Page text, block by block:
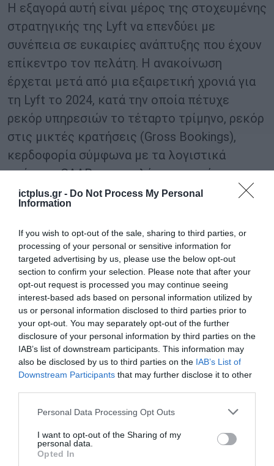
ictplus.gr - Do Not Process My Personal
Information
If you wish to opt-out of the sale, sharing to third parties, or
processing of your personal or sensitive information for
targeted advertising by us, please use the below opt-out
section to confirm your selection. Please note that after your
opt-out request is processed you may continue seeing
interest-based ads based on personal information utilized by
us or personal information disclosed to third parties prior to
your opt-out. You may separately opt-out of the further
disclosure of your personal information by third parties on the
IAB’s list of downstream participants. This information may
also be disclosed by us to third parties on the IAB’s List of
Downstream Participants that may further disclose it to other
Please note that this website/app uses one or more Google
not limited to your visit or usage behaviour. You may click to
grant or deny consent to Google and its third-party tags to
use your data for below specified purposes in below Google
Personal Data Processing Opt Outs
I want to opt-out of the Sharing of my
personal data.
Opted In
Η εξαγορά αυτή είναι μέρος της στοχευμένης
στρατηγικής της Lyft να επενδύει με
συνέπεια σε ευκαιρίες ανάπτυξης που έχουν
επίκεντρο τον πελάτη. Η ανακοίνωση
έρχεται μετά από μια εξαιρετική χρονιά για
τη Lyft το 2024, κατά την οποία πέτυχε
ρεκόρ υπηρεσιών το τέταρτο τρίμηνο, ρεκόρ
στις μικτές κρατήσεις (Gross Bookings),
κερδοφορία σύμφωνα με τα λογιστικά
πρότυπα GAAP και υψηλή παραγωγή
ταμειακών ροών.
Δεν προβλέπονται άμεσες αλλαγές για τους
χρήστες της FREENOW. Ωστόσο, σταδιακά θα
αρχίσουν να ενσωματώνονται νέα οφέλη
τόσο για οδηγούς, όσο και για επιβάτες. Για
τους οδηγούς σε πολλές αγορές, αυτό
μπορεί να σημαίνει πιο λεπτομερής ανάλυση
της κερδοφορίας που πετυχαίνουν μέσω της
πλατφόρμας, επιπλέον πληροφόρηση γύρω
να γνωρίζουν σε πραγματικό χρόνο ποιες
είναι οι ώρες αιχμής για οδήγηση. Για τους
επιβάτες, αυτό μπορεί να σημαίνει